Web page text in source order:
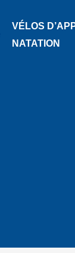
VÉLOS
NATATION